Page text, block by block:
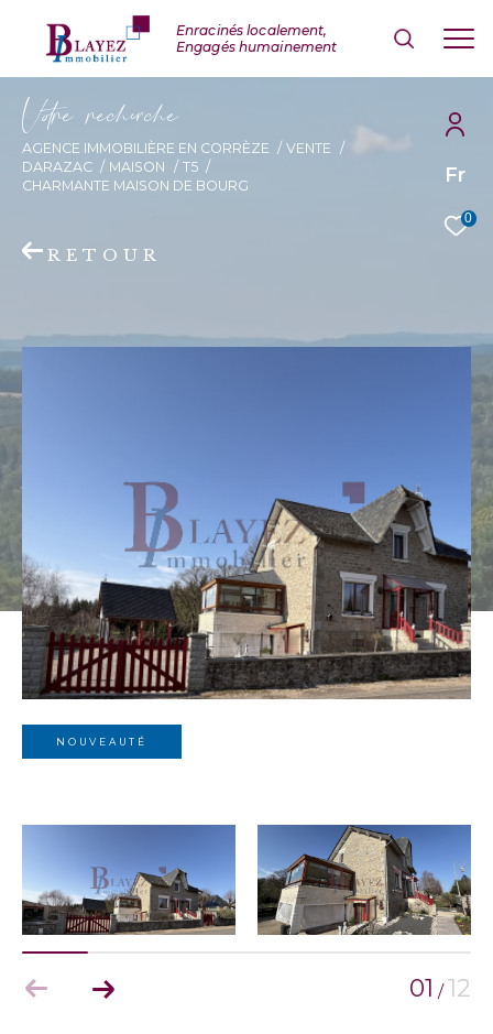
Fr
0
Vore recece
AGENCE IMMOBILIÈRE EN CORRÈZE
VENTE
DARAZAC
MAISON
T5
CHARMANTE MAISON DE BOURG
RETOUR
NOUVEAUTÉ
01 /12